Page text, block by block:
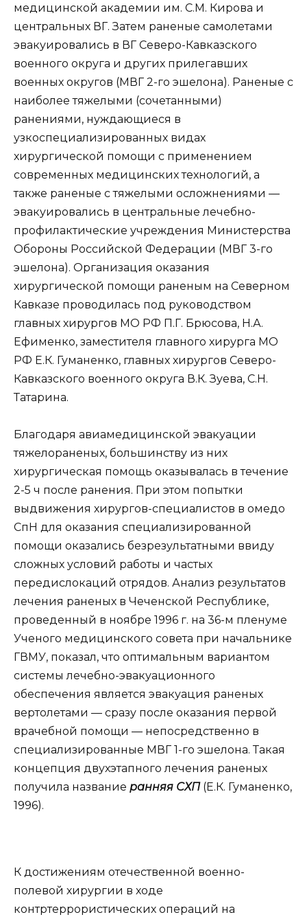
медицинской академии им. С.М. Кирова и
центральных ВГ. Затем раненые самолетами
эвакуировались в ВГ Северо-Кавказского
военного округа и других прилегавших
военных округов (МВГ 2-го эшелона). Раненые с
наиболее тяжелыми (сочетанными)
ранениями, нуждающиеся в
узкоспециализированных видах
хирургической помощи с применением
современных медицинских технологий, а
также раненые с тяжелыми осложнениями —
эвакуировались в центральные лечебно-
профилактические учреждения Министерства
Обороны Российской Федерации (МВГ 3-го
эшелона). Организация оказания
хирургической помощи раненым на Северном
Кавказе проводилась под руководством
главных хирургов МО РФ П.Г. Брюсова, Н.А.
Ефименко, заместителя главного хирурга МО
РФ Е.К. Гуманенко, главных хирургов Северо-
Кавказского военного округа В.К. Зуева, С.Н.
Татарина.
Благодаря авиамедицинской эвакуации
тяжелораненых, большинству из них
хирургическая помощь оказывалась в течение
2-5 ч после ранения. При этом попытки
выдвижения хирургов-специалистов в омедо
СпН для оказания специализированной
помощи оказались безрезультатными ввиду
сложных условий работы и частых
передислокаций отрядов. Анализ результатов
лечения раненых в Чеченской Республике,
проведенный в ноябре 1996 г. на 36-м пленуме
Ученого медицинского совета при начальнике
ГВМУ, показал, что оптимальным вариантом
системы лечебно-эвакуационного
обеспечения является эвакуация раненых
вертолетами — сразу после оказания первой
врачебной помощи — непосредственно в
специализированные МВГ 1-го эшелона. Такая
концепция двухэтапного лечения раненых
получила название ранняя СХП (Е.К. Гуманенко,
1996).
К достижениям отечественной военно-
полевой хирургии в ходе
контртеррористических операций на